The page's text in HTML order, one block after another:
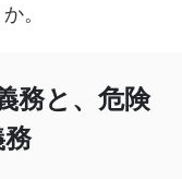
。
務と、危険